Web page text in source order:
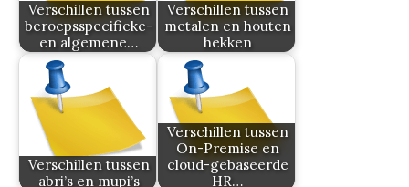
Verschillen tussen
beroepsspecifieke-
en algemene…
Verschillen tussen
metalen en houten
hekken
Verschillen tussen
abri’s en mupi’s
Verschillen tussen
On-Premise en
cloud-gebaseerde
HR…